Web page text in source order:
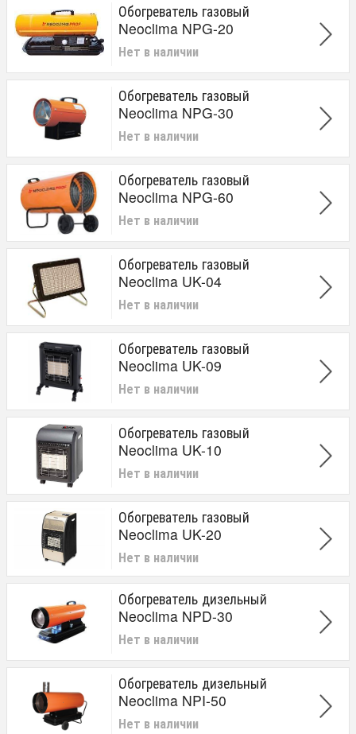
Обогреватель газовый
Neoclima NPG-20
Нет в наличии
Обогреватель газовый
Neoclima NPG-30
Нет в наличии
Обогреватель газовый
Neoclima NPG-60
Нет в наличии
Обогреватель газовый
Neoclima UK-04
Нет в наличии
Обогреватель газовый
Neoclima UK-09
Нет в наличии
Обогреватель газовый
Neoclima UK-10
Нет в наличии
Обогреватель газовый
Neoclima UK-20
Нет в наличии
Обогреватель дизельный
Neoclima NPD-30
Нет в наличии
Обогреватель дизельный
Neoclima NPI-50
Нет в наличии